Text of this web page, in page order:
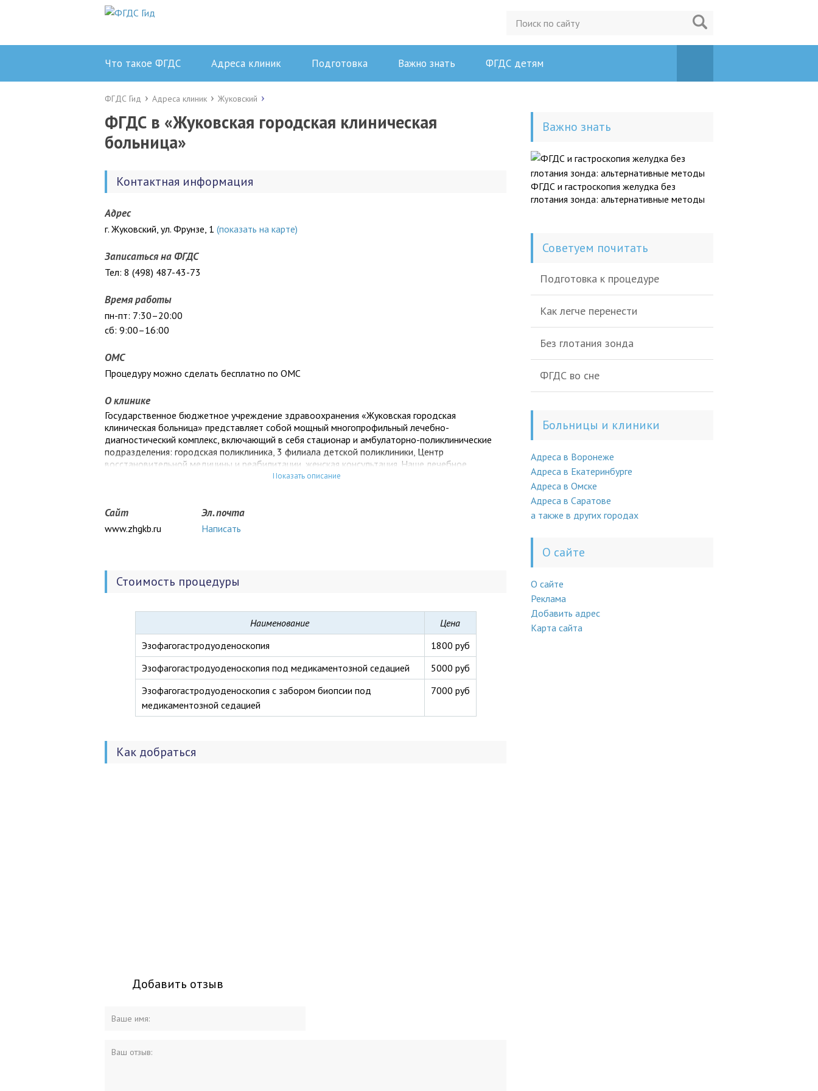
Что такое ФГДС Адреса клиник Подготовка Важно знать ФГДС детям
ФГДС Гид Адреса клиник Жуковский
ФГДС в «Жуковская городская клиническая
больница»
Контактная информация
Адрес
г. Жуковский, ул. Фрунзе, 1 (показать на карте)
Записаться на ФГДС
Тел: 8 (498) 487-43-73
Время работы
пн-пт: 7:30–20:00
сб: 9:00–16:00
ОМС
Процедуру можно сделать бесплатно по ОМС
О клинике
Государственное бюджетное учреждение здравоохранения «Жуковская городская
клиническая больница» представляет собой мощный многопрофильный лечебно-
диагностический комплекс, включающий в себя стационар и амбулаторно-поликлинические
подразделения: городская поликлиника, 3 филиала детской поликлиники, Центр
восстановительной медицины и реабилитации, женская консультация. Наше лечебное
учреждение оказывает помощь не только жителям города, но и жителям других территорий
Показать описание
Сайт
www.zhgkb.ru
Эл. почта
Написать
Стоимость процедуры
Наименование
Цена
Эзофагогастродуоденоскопия
1800 руб
Эзофагогастродуоденоскопия под медикаментозной седацией
5000 руб
Эзофагогастродуоденоскопия с забором биопсии под
медикаментозной седацией
7000 руб
Как добраться
Добавить отзыв
Важно знать
ФГДС и гастроскопия желудка без
глотания зонда: альтернативные методы
Советуем почитать
Подготовка к процедуре
Как легче перенести
Без глотания зонда
ФГДС во сне
Больницы и клиники
Адреса в Воронеже
Адреса в Екатеринбурге
Адреса в Омске
Адреса в Саратове
а также в других городах
О сайте
О сайте
Реклама
Добавить адрес
Карта сайта